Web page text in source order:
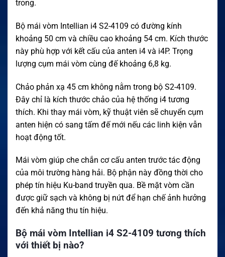
trong.
Bộ mái vòm Intellian i4 S2-4109 có đường kính
khoảng 50 cm và chiều cao khoảng 54 cm. Kích thước
này phù hợp với kết cấu của anten i4 và i4P. Trọng
lượng cụm mái vòm cùng đế khoảng 6,8 kg.
Chảo phản xạ 45 cm không nằm trong bộ S2-4109.
Đây chỉ là kích thước chảo của hệ thống i4 tương
thích. Khi thay mái vòm, kỹ thuật viên sẽ chuyển cụm
anten hiện có sang tấm đế mới nếu các linh kiện vẫn
hoạt động tốt.
Mái vòm giúp che chắn cơ cấu anten trước tác động
của môi trường hàng hải. Bộ phận này đồng thời cho
phép tín hiệu Ku-band truyền qua. Bề mặt vòm cần
được giữ sạch và không bị nứt để hạn chế ảnh hưởng
đến khả năng thu tín hiệu.
Bộ mái vòm Intellian i4 S2-4109 tương thích
với thiết bị nào?